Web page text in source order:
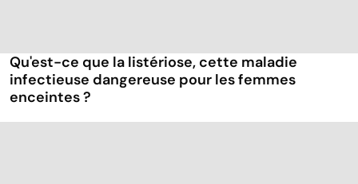
Qu'est-ce que la listériose, cette maladie
infectieuse dangereuse pour les femmes
enceintes ?